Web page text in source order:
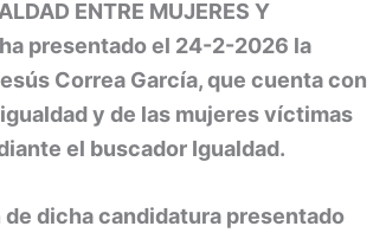
ENTRE MUJERES Y
ha presentado el 24-2-2026 la
Correa García, que cuenta con
y de las mujeres víctimas
el buscador Igualdad.
dicha candidatura presentado